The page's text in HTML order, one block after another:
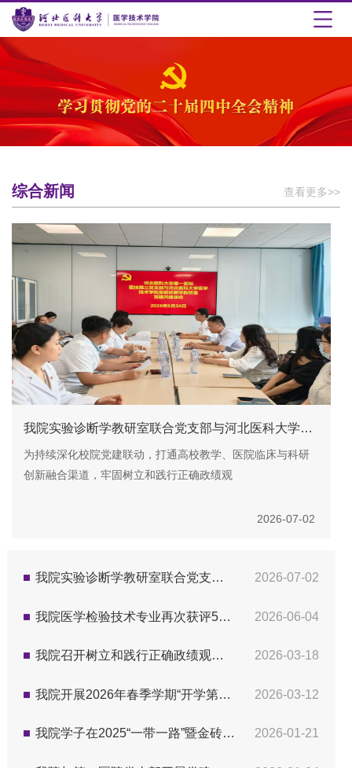
综合新闻 查看更多>>
我院实验诊断学教研室联合党支部与河北医科大学第一医院医技第三党支部开展党建联学共建活动
为持续深化校院党建联动，打通高校教学、医院临床与科研
创新融合渠道，牢固树立和践行正确政绩观
2026-07-02
2026-07-02
我院实验诊断学教研室联合党支部与河北医科大学第一医院医技第三党支部开展党建联学共建活动
2026-06-04
我院医学检验技术专业再次获评5★级，稳居全国前列
2026-03-18
我院召开树立和践行正确政绩观学习教育启动部署会议
2026-03-12
我院开展2026年春季学期“开学第一课”主题教育活动
2026-01-21
我院学子在2025“一带一路”暨金砖国家技能发展与技术创新大赛中荣获佳绩